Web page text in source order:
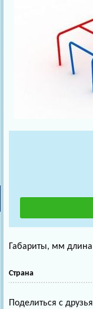
Габариты, мм
Страна
Поделиться с